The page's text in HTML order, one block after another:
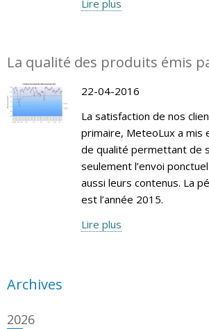
Lire plus
La qualité des produits émis
22-04-2016
La satisfaction de nos
primaire, MeteoLux a mis
de qualité permettant de
seulement l’envoi
aussi leurs contenus. La
est l’année 2015.
Lire plus
Archives
2026